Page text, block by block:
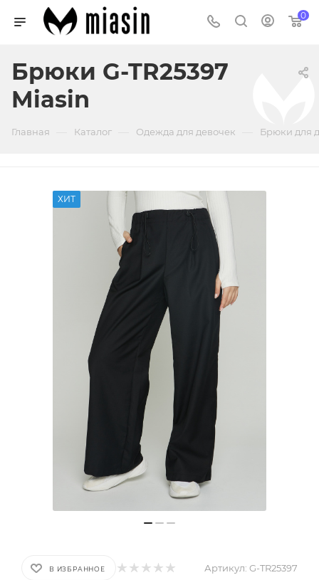
0
Брюки G-TR25397
Miasin
Главная Каталог Одежда для девочек Брюки для
ХИТ
В ИЗБРАННОЕ Артикул: G-TR25397